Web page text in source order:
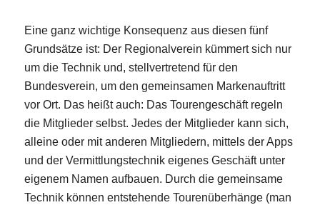
Eine ganz wichtige Konsequenz aus diesen fünf
Grundsätze ist: Der Regionalverein kümmert sich nur
um die Technik und, stellvertretend für den
Bundesverein, um den gemeinsamen Markenauftritt
vor Ort. Das heißt auch: Das Tourengeschäft regeln
die Mitglieder selbst. Jedes der Mitglieder kann sich,
alleine oder mit anderen Mitgliedern, mittels der Apps
und der Vermittlungstechnik eigenes Geschäft unter
eigenem Namen aufbauen. Durch die gemeinsame
Technik können entstehende Tourenüberhänge (man